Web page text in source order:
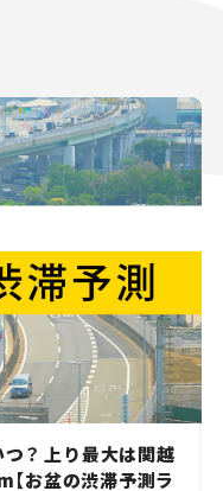
？ 上り最大は関越
お盆の渋滞予測ラ